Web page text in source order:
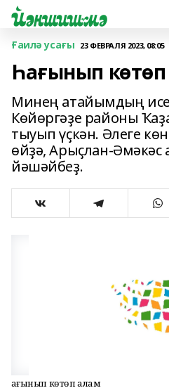
Ғаилә усағы 23 ФЕВРАЛЯ 2023, 08:05
Һағынып
Минең атайымдың
Көйөргәҙе районы
тыуып үҫкән. Әлеге
өйҙә, Арыҫлан-Әмәкәс
йәшәйбеҙ.
Һағынып көтөп алам